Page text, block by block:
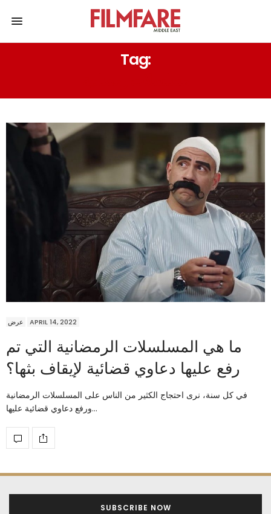
Tag:
عرض APRIL 14, 2022
ما هي المسلسلات الرمضانية التي تم
رفع عليها دعاوي قضائية لإيقاف بثها؟
في كل سنة، نرى احتجاج الكثير من الناس على المسلسلات الرمضانية
ورفع دعاوي قضائية عليها…
SUBSCRIBE NOW